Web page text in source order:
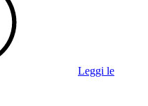
Leggi le